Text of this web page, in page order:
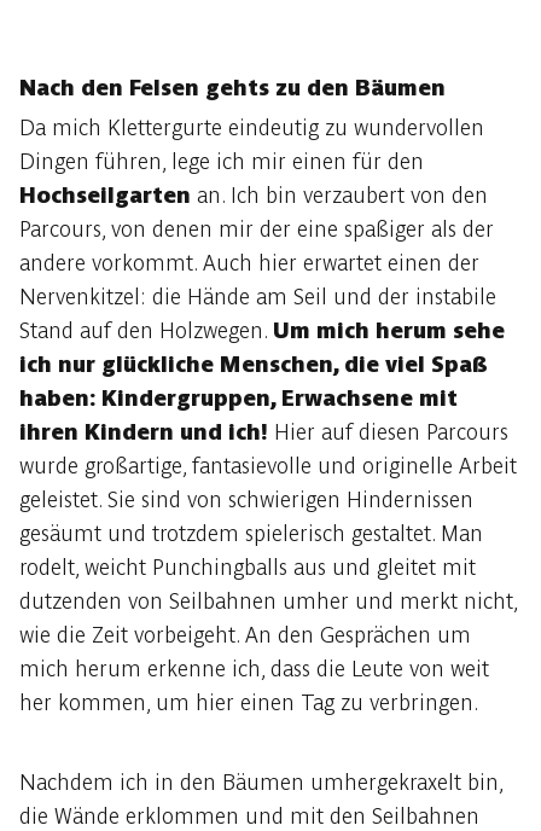
Nach den Felsen gehts zu den Bäumen
Da mich Klettergurte eindeutig zu wundervollen
Dingen führen, lege ich mir einen für den
Hochseilgarten an. Ich bin verzaubert von den
Parcours, von denen mir der eine spaßiger als der
andere vorkommt. Auch hier erwartet einen der
Nervenkitzel: die Hände am Seil und der instabile
Stand auf den Holzwegen. Um mich herum sehe
ich nur glückliche Menschen, die viel Spaß
haben: Kindergruppen, Erwachsene mit
ihren Kindern und ich! Hier auf diesen Parcours
wurde großartige, fantasievolle und originelle Arbeit
geleistet. Sie sind von schwierigen Hindernissen
gesäumt und trotzdem spielerisch gestaltet. Man
rodelt, weicht Punchingballs aus und gleitet mit
dutzenden von Seilbahnen umher und merkt nicht,
wie die Zeit vorbeigeht. An den Gesprächen um
mich herum erkenne ich, dass die Leute von weit
her kommen, um hier einen Tag zu verbringen.
Nachdem ich in den Bäumen umhergekraxelt bin,
die Wände erklommen und mit den Seilbahnen